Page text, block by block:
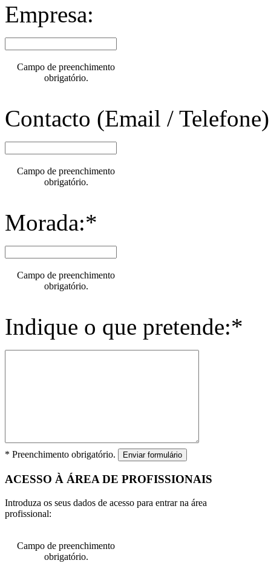
Empresa:
Campo de preenchimento
obrigatório.
Contacto (Email /
Campo de preenchimento
obrigatório.
Morada:*
Campo de preenchimento
obrigatório.
Indique o que pretende:*
* Preenchimento obrigatório. Enviar formulário
ACESSO À ÁREA DE PROFISSIONAIS
Introduza os seus dados de acesso para entrar na área
profissional:
Campo de preenchimento
obrigatório.